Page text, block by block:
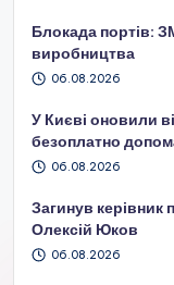
Блокада портів:
виробництва
06.08.2026
У Києві оновили
безоплатно
06.08.2026
Загинув
Олексій Юков
06.08.2026